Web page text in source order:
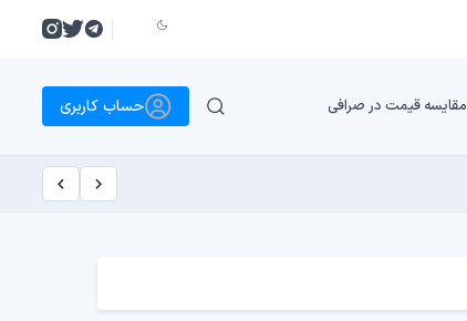
مقایسه قیمت در صرافی حساب کاربری